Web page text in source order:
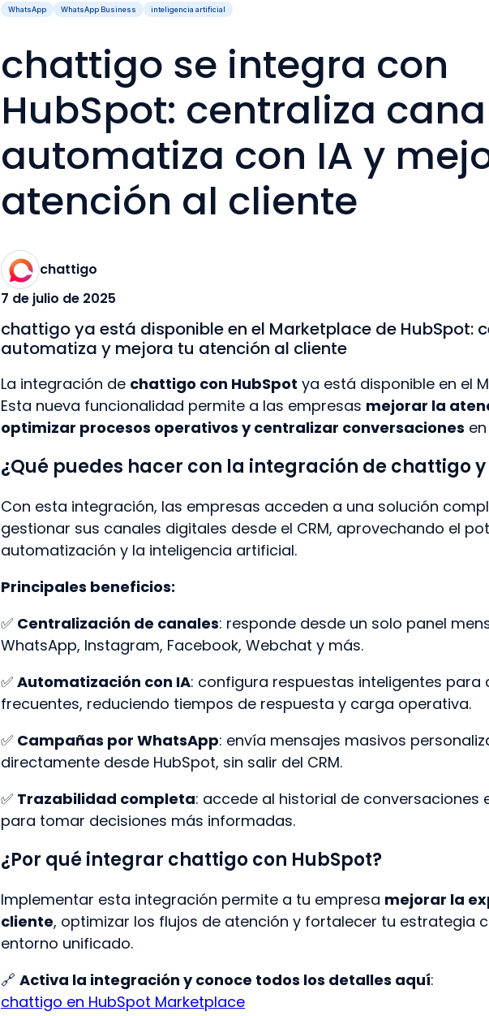
WhatsApp WhatsApp Business inteligencia artificial
chattigo se integra con
HubSpot: centraliza
automatiza con IA y
atención al cliente
chattigo
7 de julio de 2025
chattigo ya está disponible en el Marketplace de HubSpot:
automatiza y mejora tu atención al cliente
La integración de chattigo con HubSpot ya está disponible en el
Esta nueva funcionalidad permite a las empresas mejorar la
optimizar procesos operativos y centralizar conversaciones
¿Qué puedes hacer con la integración de chattigo y
Con esta integración, las empresas acceden a una solución
gestionar sus canales digitales desde el CRM, aprovechando el
automatización y la inteligencia artificial.
Principales beneficios:
✅ Centralización de canales: responde desde un solo panel
WhatsApp, Instagram, Facebook, Webchat y más.
✅ Automatización con IA: configura respuestas inteligentes para
frecuentes, reduciendo tiempos de respuesta y carga operativa.
✅ Campañas por WhatsApp: envía mensajes masivos
directamente desde HubSpot, sin salir del CRM.
✅ Trazabilidad completa: accede al historial de conversaciones
para tomar decisiones más informadas.
¿Por qué integrar chattigo con HubSpot?
Implementar esta integración permite a tu empresa mejorar la
cliente, optimizar los flujos de atención y fortalecer tu estrategia
entorno unificado.
🔗 Activa la integración y conoce todos los detalles aquí:
chattigo en HubSpot Marketplace